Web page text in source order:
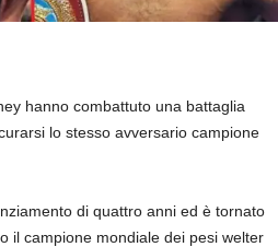
hanno combattuto una battaglia
lo stesso avversario campione
di quattro anni ed è tornato
il campione mondiale dei pesi welter